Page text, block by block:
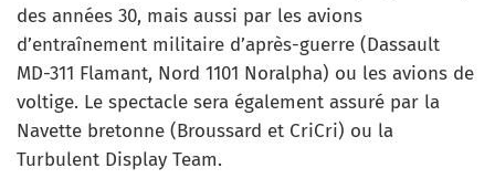
des années 30, mais aussi par les avions
d’entraînement militaire d’après-guerre (Dassault
MD-311 Flamant, Nord 1101 Noralpha) ou les avions de
voltige. Le spectacle sera également assuré par la
Navette bretonne (Broussard et CriCri) ou la
Turbulent Display Team.